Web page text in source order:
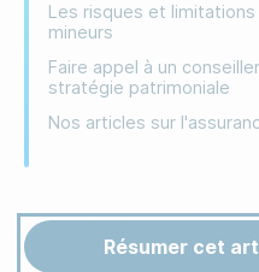
Les risques et limitations
mineurs
Faire appel à un
stratégie patrimoniale
Nos articles sur
Résumer cet